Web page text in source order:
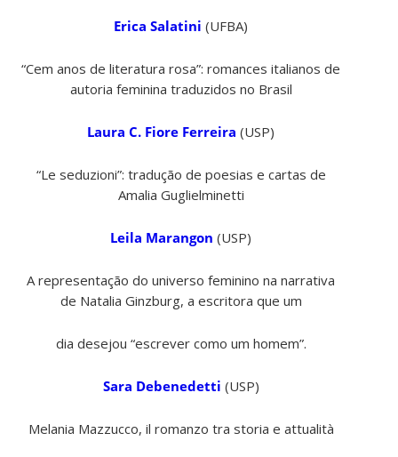
Erica Salatini (UFBA)
“Cem anos de literatura rosa”: romances italianos de
autoria feminina traduzidos no Brasil
Laura C. Fiore Ferreira (USP)
“Le seduzioni”: tradução de poesias e cartas de
Amalia Guglielminetti
Leila Marangon (USP)
A representação do universo feminino na narrativa
de Natalia Ginzburg, a escritora que um
dia desejou “escrever como um homem”.
Sara Debenedetti (USP)
Melania Mazzucco, il romanzo tra storia e attualità